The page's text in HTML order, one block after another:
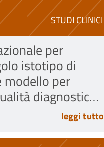
STUDI CLINICI
per
istotipo di
modello per
diagnostica
tumori rari
europea e
leggi tutto